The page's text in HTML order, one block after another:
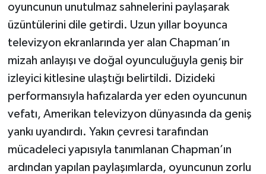
oyuncunun unutulmaz sahnelerini paylaşarak
üzüntülerini dile getirdi. Uzun yıllar boyunca
televizyon ekranlarında yer alan Chapman’ın
mizah anlayışı ve doğal oyunculuğuyla geniş bir
izleyici kitlesine ulaştığı belirtildi. Dizideki
performansıyla hafızalarda yer eden oyuncunun
vefatı, Amerikan televizyon dünyasında da geniş
yankı uyandırdı. Yakın çevresi tarafından
mücadeleci yapısıyla tanımlanan Chapman’ın
ardından yapılan paylaşımlarda, oyuncunun zorlu